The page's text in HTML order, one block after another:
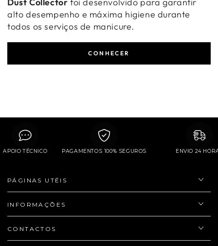
alto desempenho e máxima higiene durante
todos os serviços de manicure.
CONHECER
APOIO TÉCNICO PAGAMENTOS 100% SEGUROS ENVIO 24
PÁGINAS UTÉIS
INFORMAÇÕES
CONTACTOS